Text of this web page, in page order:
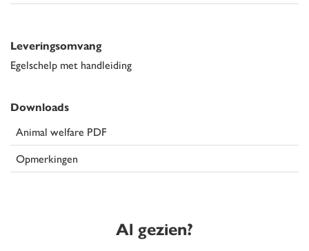
Leveringsomvang
Egelschelp met handleiding
Downloads
Animal welfare PDF
Opmerkingen
Al gezien?